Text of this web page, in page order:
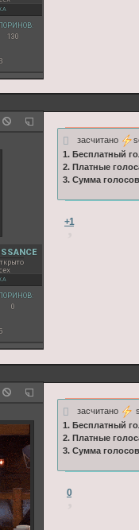
130
0
засчитано
1. Бесплатный
2. Платные
3. Сумма
+1
засчитано
1. Бесплатный
2. Платные
3. Сумма
0